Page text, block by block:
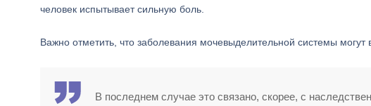
человек испытывает сильную боль.
Важно отметить, что заболевания мочевыделительной системы могут
В последнем случае это связано, скорее, с